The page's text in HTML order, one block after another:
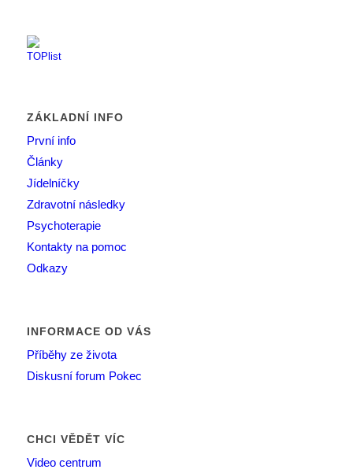
ZÁKLADNÍ INFO
První info
Články
Jídelníčky
Zdravotní následky
Psychoterapie
Kontakty na pomoc
Odkazy
INFORMACE OD VÁS
Příběhy ze života
Diskusní forum Pokec
CHCI VĚDĚT VÍC
Video centrum